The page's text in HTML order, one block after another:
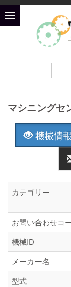
マシニングセ
機械情
カテゴリー
お問い合わせコ
機械ID
メーカー名
型式